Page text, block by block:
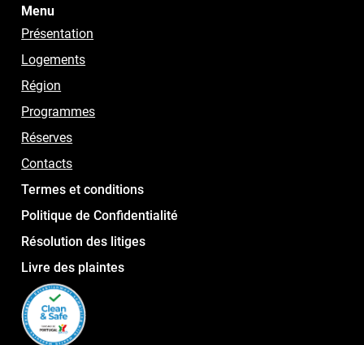
Menu
Présentation
Logements
Région
Programmes
Réserves
Contacts
Termes et conditions
Politique de Confidentialité
Résolution des litiges
Livre des plaintes